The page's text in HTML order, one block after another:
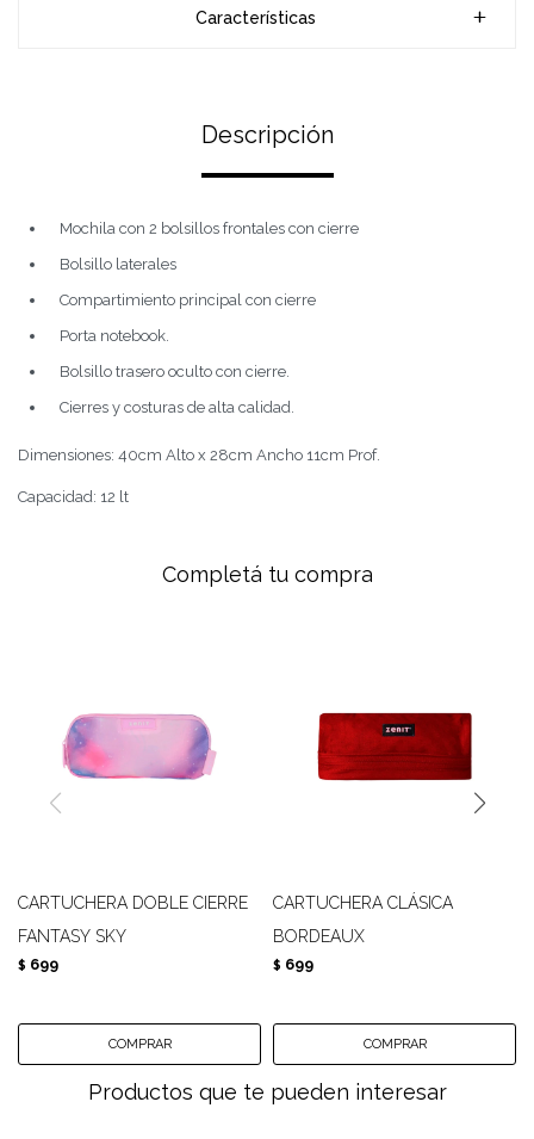
Características
Descripción
Mochila con 2 bolsillos frontales con cierre
Bolsillo laterales
Compartimiento principal con cierre
Porta notebook.
Bolsillo trasero oculto con cierre.
Cierres y costuras de alta calidad.
Dimensiones: 40cm Alto x 28cm Ancho 11cm Prof.
Capacidad: 12 lt
Completá tu compra
CARTUCHERA DOBLE CIERRE
FANTASY SKY
$ 699
CARTUCHERA CLÁSICA
BORDEAUX
$ 699
Productos que te pueden interesar